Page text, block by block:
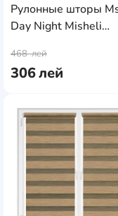
Рулонные шторы
Day Night Misheli
0.40x1.70m
306лей
468лей